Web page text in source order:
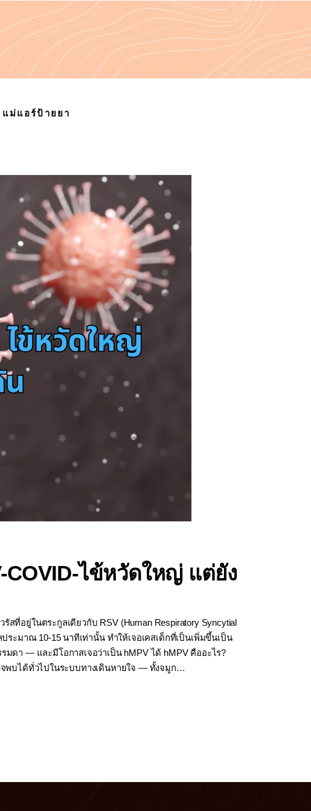
แม่แอร์ป้ายยา
COVID-ไข้หวัดใหญ่ แต่ยัง
ที่อยู่ในตระกูลเดียวกับ RSV (Human Respiratory Syncytial
ะมาณ 10-15 นาทีเท่านั้น ทำให้เจอเคสเด็กที่เป็นเพิ่มขึ้นเป็น
ดา — และมีโอกาสเจอว่าเป็น hMPV ได้ hMPV คืออะไร?
วจพบได้ทั่วไปในระบบทางเดินหายใจ — ทั้งจมูก…